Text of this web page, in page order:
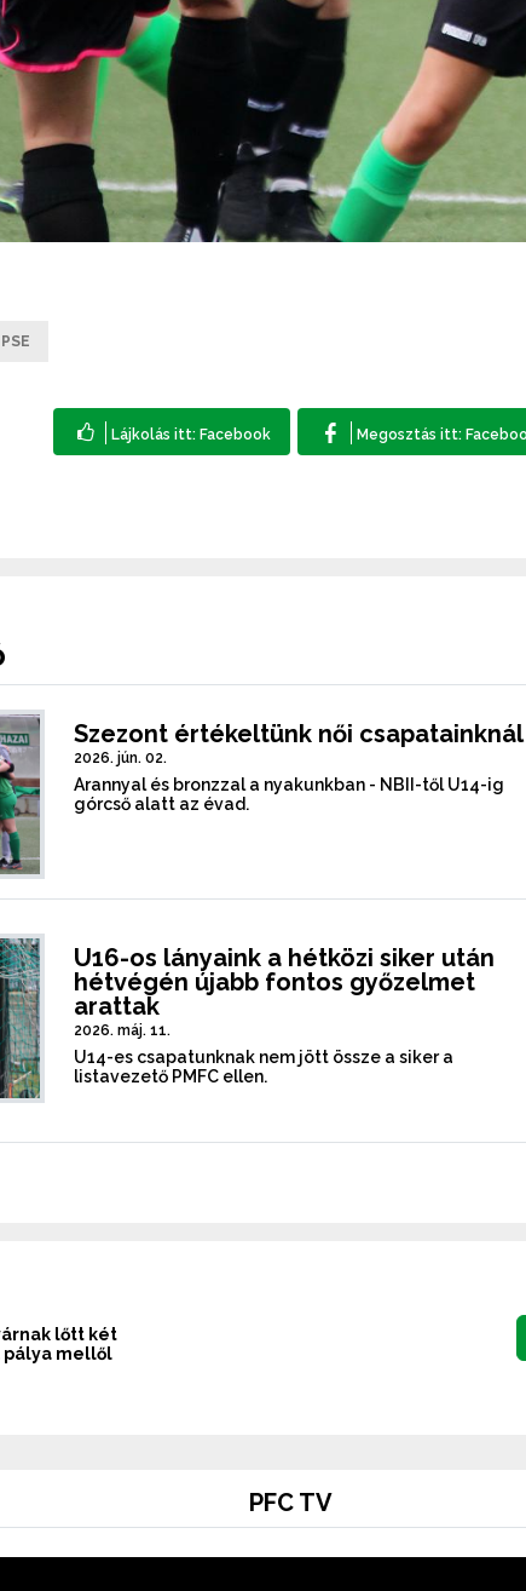
PSE
Szezont értékeltünk női csapatainknál
2026. jún. 02.
Arannyal és bronzzal a nyakunkban - NBII-től U14-ig
górcső alatt az évad.
U16-os lányaink a hétközi siker után
hétvégén újabb fontos győzelmet
arattak
2026. máj. 11.
U14-es csapatunknak nem jött össze a siker a
listavezető PMFC ellen.
lőtt két
pálya mellől
PFC TV